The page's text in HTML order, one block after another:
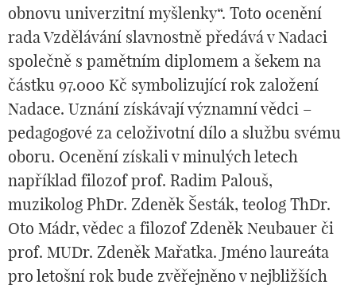
obnovu univerzitní myšlenky“. Toto ocenění
rada Vzdělávání slavnostně předává v Nadaci
společně s pamětním diplomem a šekem na
částku 97.000 Kč symbolizující rok založení
Nadace. Uznání získávají významní vědci –
pedagogové za celoživotní dílo a službu svému
oboru. Ocenění získali v minulých letech
například filozof prof. Radim Palouš,
muzikolog PhDr. Zdeněk Šesták, teolog ThDr.
Oto Mádr, vědec a filozof Zdeněk Neubauer či
prof. MUDr. Zdeněk Mařatka. Jméno laureáta
pro letošní rok bude zvěřejněno v nejbližších